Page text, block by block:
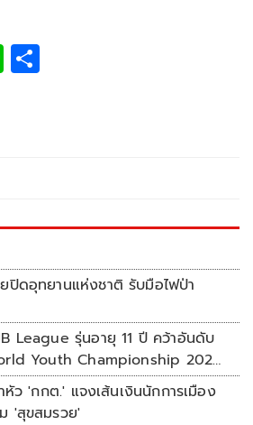
Li
ปิดอุทยานแห่งชาติ รับมือไฟป่า
League รุ่นอายุ 11 ปี คว้าอันดับ
Youth Championship 2026
หัว 'กกต.' แจงเส้นเงินนักการเมือง
'สุขสมรวย'